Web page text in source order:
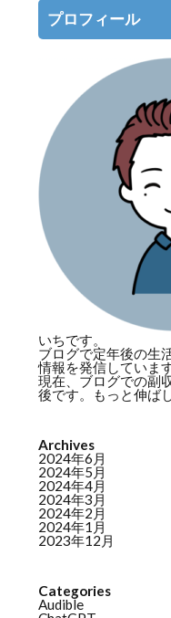
プロフィール
いちです。
ブログで定年後の生
情報を発信していま
現在、ブログでの副
後です。もっと伸ば
Archives
2024年6月
2024年5月
2024年4月
2024年3月
2024年2月
2024年1月
2023年12月
Categories
Audible